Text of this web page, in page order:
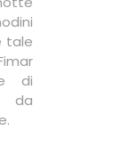
tale
di
da